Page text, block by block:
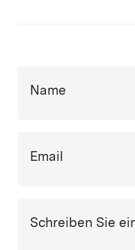
Name
Email
Schreiben Sie